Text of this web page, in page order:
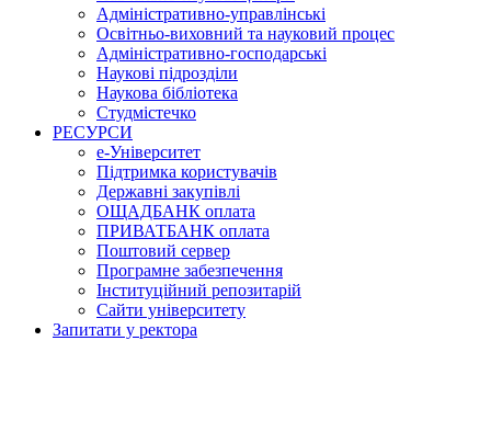
Адміністративно-управлінські
Освітньо-виховний та науковий процес
Адміністративно-господарські
Наукові підрозділи
Наукова бібліотека
Студмістечко
РЕСУРСИ
е-Університет
Підтримка користувачів
Державні закупівлі
ОЩАДБАНК оплата
ПРИВАТБАНК оплата
Поштовий сервер
Програмне забезпечення
Інституційний репозитарій
Сайти університету
Запитати у ректора